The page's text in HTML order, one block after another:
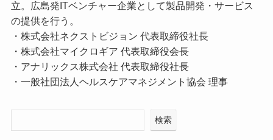
立。広島発ITベンチャー企業として製品開発・サービス
の提供を行う。
・株式会社ネクストビジョン 代表取締役社長
・株式会社マイクロギア 代表取締役会長
・アナリックス株式会社 代表取締役社長
・一般社団法人ヘルスケアマネジメント協会 理事
検索